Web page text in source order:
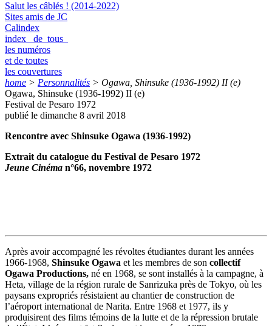
Salut les câblés ! (2014-2022)
Sites amis de JC
Calindex
index de tous
les numéros
et de toutes
les couvertures
home > Personnalités > Ogawa, Shinsuke (1936-1992) II (e)
Ogawa, Shinsuke (1936-1992) II (e)
Festival de Pesaro 1972
publié le dimanche 8 avril 2018
Rencontre avec Shinsuke Ogawa (1936-1992)
Extrait du catalogue du Festival de Pesaro 1972
Jeune Cinéma n°66, novembre 1972
Après avoir accompagné les révoltes étudiantes durant les années
1966-1968, Shinsuke Ogawa et les membres de son collectif
Ogawa Productions, né en 1968, se sont installés à la campagne, à
Heta, village de la région rurale de Sanrizuka près de Tokyo, où les
paysans expropriés résistaient au chantier de construction de
l’aéroport international de Narita. Entre 1968 et 1977, ils y
produisirent des films témoins de la lutte et de la répression brutale